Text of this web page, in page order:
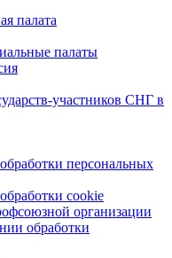
палата
палаты
участников СНГ в
персональных
cookie
организации
обработки